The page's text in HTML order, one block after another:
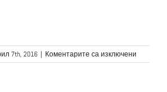
7th, 2016 | Коментарите са изключени
news_13